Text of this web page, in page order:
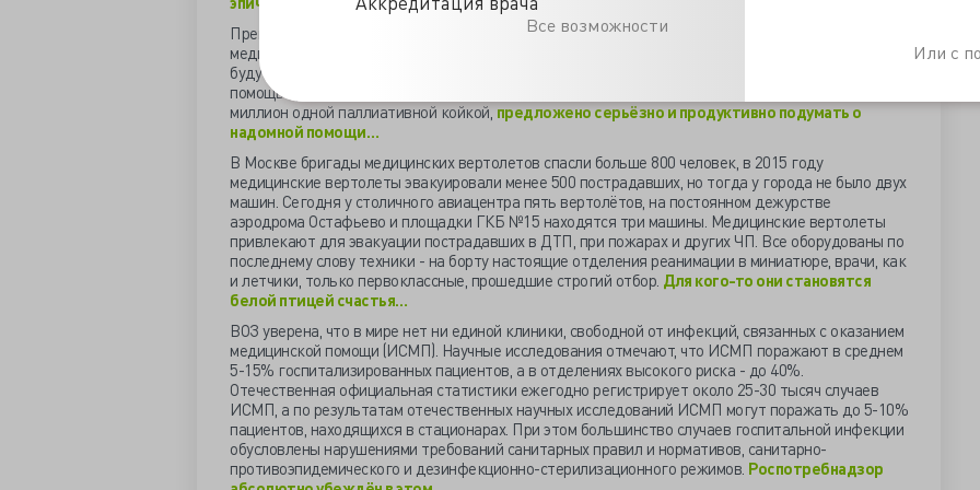
Все возможности
Или с
Премьер-министр поручил Минздраву до середины июня проработать вопрос предоставления
медицинского оборудования для оказания паллиативной помощи на дому. Пользоваться им
будут не медики, а не обученные родственники тяжёлых пациентов. Сегодня паллиативная
помощь требуется 300 тысячам неизлечимо больных. Пока Минздрав к 2020 обеспечит каждый
миллион одной паллиативной койкой, предложено серьёзно и продуктивно подумать о
надомной помощи…
В Москве бригады медицинских вертолетов спасли больше 800 человек, в 2015 году
медицинские вертолеты эвакуировали менее 500 пострадавших, но тогда у города не было двух
машин. Сегодня у столичного авиацентра пять вертолётов, на постоянном дежурстве
аэродрома Остафьево и площадки ГКБ №15 находятся три машины. Медицинские вертолеты
привлекают для эвакуации пострадавших в ДТП, при пожарах и других ЧП. Все оборудованы по
последнему слову техники - на борту настоящие отделения реанимации в миниатюре, врачи, как
и летчики, только первоклассные, прошедшие строгий отбор. Для кого-то они становятся
белой птицей счастья…
ВОЗ уверена, что в мире нет ни единой клиники, свободной от инфекций, связанных с оказанием
медицинской помощи (ИСМП). Научные исследования отмечают, что ИСМП поражают в среднем
5-15% госпитализированных пациентов, а в отделениях высокого риска - до 40%.
Отечественная официальная статистики ежегодно регистрирует около 25-30 тысяч случаев
ИСМП, а по результатам отечественных научных исследований ИСМП могут поражать до 5-10%
пациентов, находящихся в стационарах. При этом большинство случаев госпитальной инфекции
обусловлены нарушениями требований санитарных правил и нормативов, санитарно-
противоэпидемического и дезинфекционно-стерилизационного режимов. Роспотребнадзор